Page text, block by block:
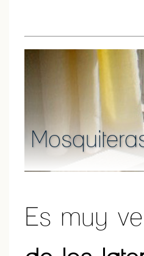
Es muy